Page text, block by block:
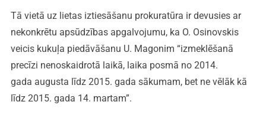
Tā vietā uz lietas iztiesāšanu prokuratūra ir devusies ar
nekonkrētu apsūdzības apgalvojumu, ka O. Osinovskis
veicis kukuļa piedāvāšanu U. Magonim “izmeklēšanā
precīzi nenoskaidrotā laikā, laika posmā no 2014.
gada augusta līdz 2015. gada sākumam, bet ne vēlāk kā
līdz 2015. gada 14. martam”.